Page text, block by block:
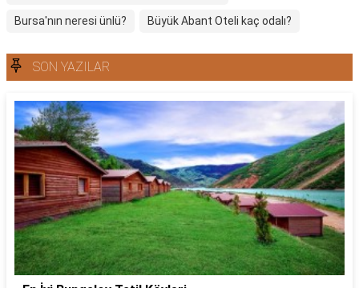
Bursa'nın neresi ünlü? Büyük Abant Oteli kaç odalı?
SON YAZILAR